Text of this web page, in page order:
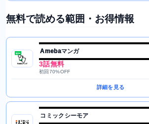
無料で読める範囲・お得情報
Amebaマンガ
3話無料
初回70%OFF
詳細を見る
コミックシーモア